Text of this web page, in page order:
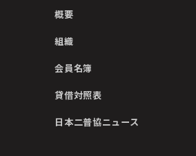
概要
組織
会員名簿
貸借対照表
日本二普協ニュース